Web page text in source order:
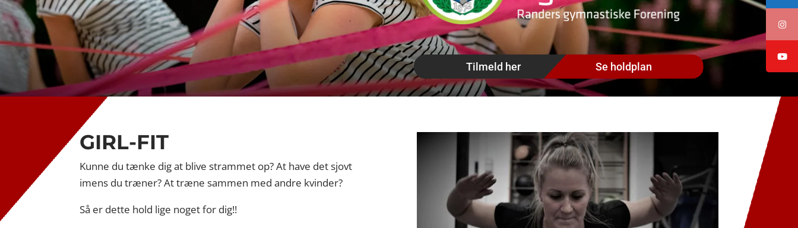
Tilmeld her Se holdplan
GIRL-FIT
Kunne du tænke dig at blive strammet op? At have det sjovt
imens du træner? At træne sammen med andre kvinder?
Så er dette hold lige noget for dig!!